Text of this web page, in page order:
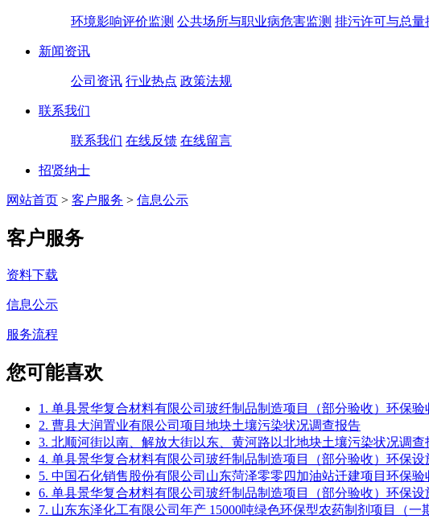
环境影响评价监测 公共场所与职业病危害监测 排污许可与总量
新闻资讯
公司资讯 行业热点 政策法规
联系我们
联系我们 在线反馈 在线留言
招贤纳士
网站首页 > 客户服务 > 信息公示
客户服务
资料下载
信息公示
服务流程
您可能喜欢
1. 单县景华复合材料有限公司玻纤制品制造项目（部分验收）环保验
2. 曹县大润置业有限公司项目地块土壤污染状况调查报告
3. 北顺河街以南、解放大街以东、黄河路以北地块土壤污染状况调查
4. 单县景华复合材料有限公司玻纤制品制造项目（部分验收）环保设
5. 中国石化销售股份有限公司山东菏泽零零四加油站迁建项目环保验
6. 单县景华复合材料有限公司玻纤制品制造项目（部分验收）环保设
7. 山东东泽化工有限公司年产 15000吨绿色环保型农药制剂项目（